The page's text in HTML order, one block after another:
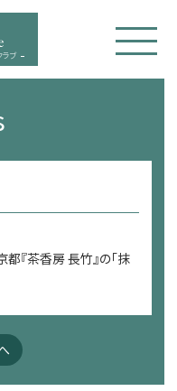
ラブ
都『茶香房 長竹』の「抹